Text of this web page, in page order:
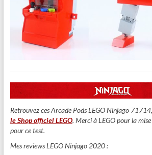
Retrouvez ces Arcade Pods LEGO Ninjago
le Shop officiel LEGO. Merci à LEGO pour la
pour ce test.
Mes reviews LEGO Ninjago 2020 :